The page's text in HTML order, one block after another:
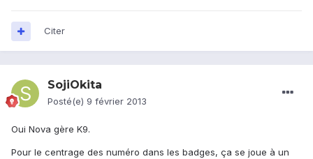
Citer
SojiOkita
Posté(e) 9 février 2013
Oui Nova gère K9.
Pour le centrage des numéro dans les badges, ça se joue à un